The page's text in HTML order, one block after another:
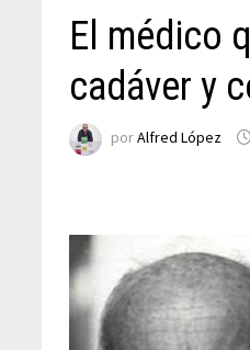
El médico
cadáver y
porAlfred López